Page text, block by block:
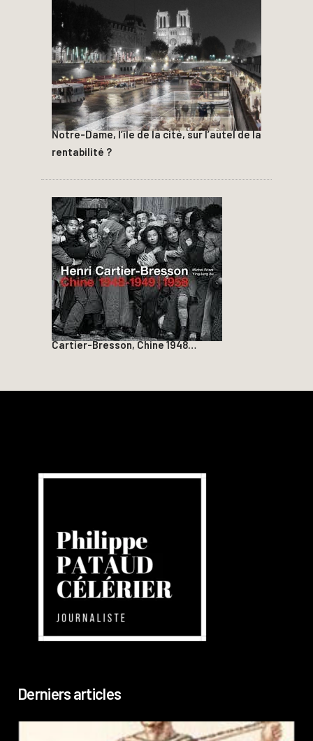
Notre-Dame, l’île de la cité, sur l’autel de la
rentabilité ?
Cartier-Bresson, Chine 1948…
Derniers articles